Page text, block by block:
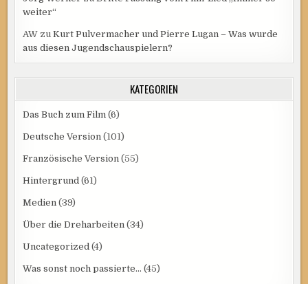
weiter“
AW zuKurt Pulvermacher und Pierre Lugan – Was wurde
aus diesen Jugendschauspielern?
KATEGORIEN
Das Buch zum Film (6)
Deutsche Version (101)
Französische Version (55)
Hintergrund (61)
Medien (39)
Über die Dreharbeiten (34)
Uncategorized (4)
Was sonst noch passierte… (45)